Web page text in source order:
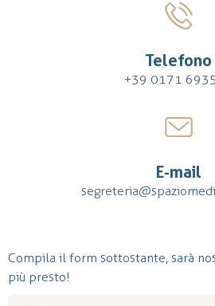
Telefono
+39 0171
E-mail
Compila il form sottostante, sarà
più presto!